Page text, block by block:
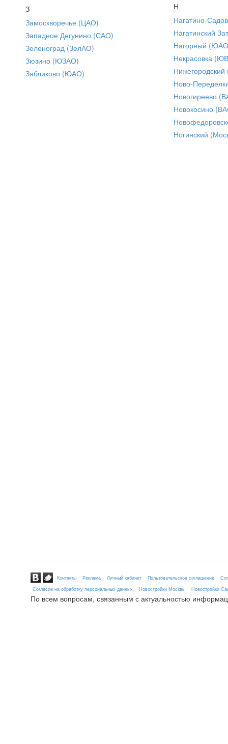
З
Замоскворечье (ЦАО)
Западное Дегунино (САО)
Зеленоград (ЗелАО)
Зюзино (ЮЗАО)
Зябликово (ЮАО)
Н
Нагатино-
Нагатинский
Нагорный
Некрасовка
Ново-
Новогиреево
Новокосино
Ногинский
Контакты Реклама Личный кабинет Пользовательское соглашение
Согласие на обработку персональных данных
Новостройки Москвы Новостройки
По всем вопросам, связанным с актуальностью